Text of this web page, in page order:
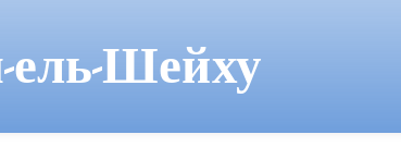
Шейху